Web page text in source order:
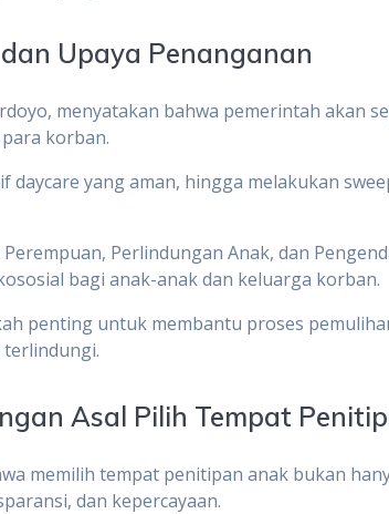
Upaya Penanganan
menyatakan bahwa pemerintah akan
korban.
daycare yang aman, hingga melakukan
Perlindungan Anak, dan
bagi anak-anak dan keluarga korban.
penting untuk membantu proses
Asal Pilih Tempat
memilih tempat penitipan anak bukan
dan kepercayaan.